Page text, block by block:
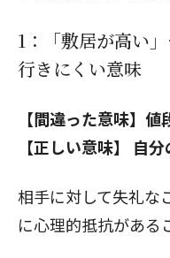
1：「敷居が高い
行きにくい意味
【間違った意味】
【正しい意味】 自
相手に対して失礼な
に心理的抵抗がある